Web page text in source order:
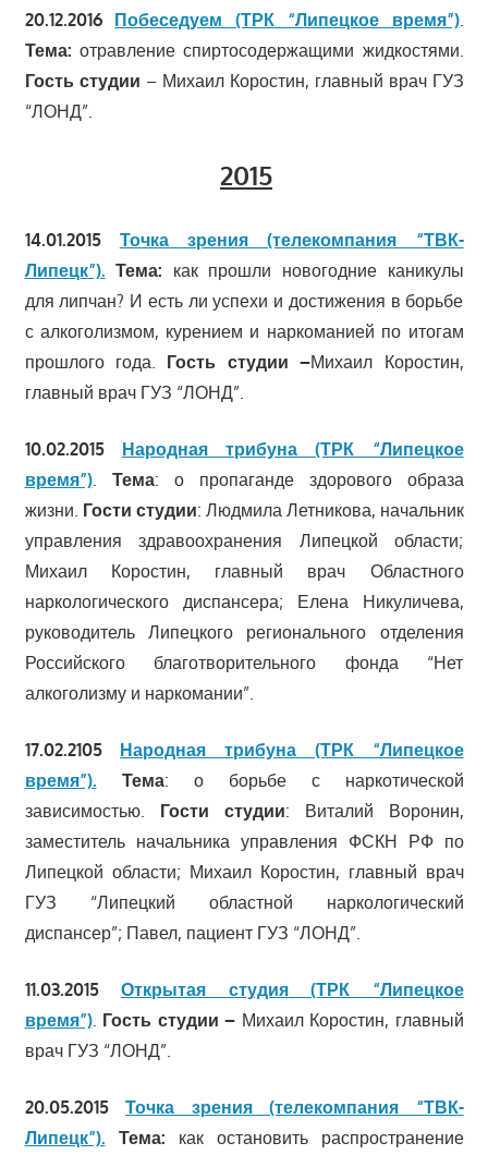
20.12.2016 Побеседуем (ТРК “Липецкое время”).
Тема: отравление спиртосодержащими жидкостями.
Гость студии – Михаил Коростин, главный врач ГУЗ
“ЛОНД”.
2015
14.01.2015 Точка зрения (телекомпания “ТВК-
Липецк”). Тема: как прошли новогодние каникулы
для липчан? И есть ли успехи и достижения в борьбе
с алкоголизмом, курением и наркоманией по итогам
прошлого года. Гость студии –Михаил Коростин,
главный врач ГУЗ “ЛОНД”.
10.02.2015 Народная трибуна (ТРК “Липецкое
время”). Тема: о пропаганде здорового образа
жизни. Гости студии: Людмила Летникова, начальник
управления здравоохранения Липецкой области;
Михаил Коростин, главный врач Областного
наркологического диспансера; Елена Никуличева,
руководитель Липецкого регионального отделения
Российского благотворительного фонда “Нет
алкоголизму и наркомании”.
17.02.2105 Народная трибуна (ТРК “Липецкое
время”).
Тема: о борьбе с наркотической
зависимостью. Гости студии: Виталий Воронин,
заместитель начальника управления ФСКН РФ по
Липецкой области; Михаил Коростин, главный врач
ГУЗ “Липецкий областной наркологический
диспансер”; Павел, пациент ГУЗ “ЛОНД”.
11.03.2015 Открытая студия (ТРК “Липецкое
время”). Гость студии – Михаил Коростин, главный
врач ГУЗ “ЛОНД”.
20.05.2015 Точка зрения (телекомпания “ТВК-
Липецк”). Тема: как остановить распространение